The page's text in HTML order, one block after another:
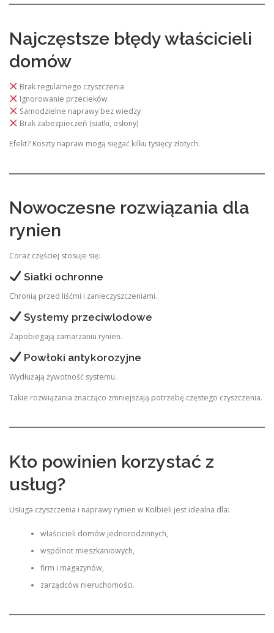
Najczęstsze błędy właścicieli
domów
Brak regularnego czyszczenia
Ignorowanie przecieków
Samodzielne naprawy bez wiedzy
Brak zabezpieczeń (siatki, osłony)
Efekt? Koszty napraw mogą sięgać kilku tysięcy złotych.
Nowoczesne rozwiązania dla
rynien
Coraz częściej stosuje się:
Siatki ochronne
Chronią przed liśćmi i zanieczyszczeniami.
Systemy przeciwlodowe
Zapobiegają zamarzaniu rynien.
Powłoki antykorozyjne
Wydłużają żywotność systemu.
Takie rozwiązania znacząco zmniejszają potrzebę częstego czyszczenia.
Kto powinien korzystać z
usług?
Usługa czyszczenia i naprawy rynien w Kołbieli jest idealna dla:
właścicieli domów jednorodzinnych,
wspólnot mieszkaniowych,
firm i magazynów,
zarządców nieruchomości.